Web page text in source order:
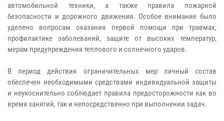
автомобильной техники, а также правила пожарной
безопасности и дорожного движения. Особое внимание было
уделено вопросам оказания первой помощи при травмах,
профилактике заболеваний, защите от высоких температур,
мерам предупреждения теплового и солнечного ударов.
В период действия ограничительных мер личный состав
обеспечен необходимыми средствами индивидуальной защиты
и неукоснительно соблюдает правила предосторожности как во
время занятий, так и непосредственно при выполнении задач.